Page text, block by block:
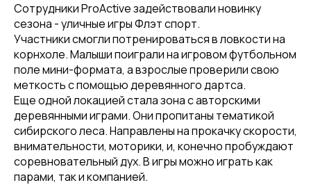
Сотрудники ProActive задействовали новинку
сезона - уличные игры Флэт спорт.
Участники смогли потренироваться в ловкости на
корнхоле. Малыши поиграли на игровом футбольном
поле мини-формата, а взрослые проверили свою
меткость с помощью деревянного дартса.
Еще одной локацией стала зона с авторскими
деревянными играми. Они пропитаны тематикой
сибирского леса. Направлены на прокачку скорости,
внимательности, моторики, и, конечно пробуждают
соревновательный дух. В игры можно играть как
парами, так и компанией.